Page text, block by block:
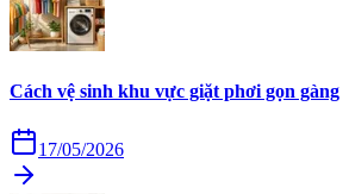
Cách vệ sinh khu vực giặt phơi gọn gàng
17/05/2026